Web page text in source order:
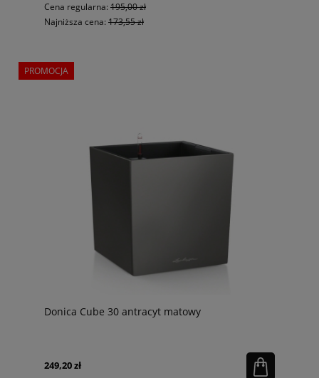
Cena regularna: 195,00 zł
Najniższa cena: 173,55 zł
Donica Cube 30 antracyt matowy
249,20 zł
PROMOCJA